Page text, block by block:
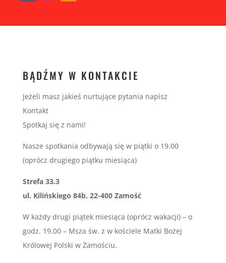
BĄDŹMY W KONTAKCIE
Jeżeli masz jakieś nurtujące pytania napisz
Kontakt
Spotkaj się z nami!
Nasze spotkania odbywają się w piątki o 19.00
(oprócz drugiego piątku miesiąca)
Strefa 33.3
ul. Kilińskiego 84b, 22-400 Zamość
W każdy drugi piątek miesiąca (oprócz wakacji) – o
godz. 19.00 – Msza św. z w kościele Matki Bożej
Królowej Polski w Zamościu.